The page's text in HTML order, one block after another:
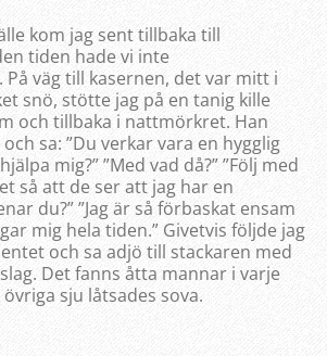
kom jag sent tillbaka till
tiden hade vi inte
På väg till kasernen, det var mitt i
snö, stötte jag på en tanig kille
och tillbaka i nattmörkret. Han
sa: ”Du verkar vara en hygglig
mig?” ”Med vad då?” ”Följ med
så att de ser att jag har en
du?” ”Jag är så förbaskat ensam
mig hela tiden.” Givetvis följde jag
och sa adjö till stackaren med
Det fanns åtta mannar i varje
sju låtsades sova.